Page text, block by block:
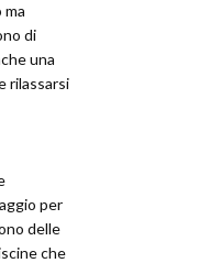
di
una
rilassarsi
per
delle
che